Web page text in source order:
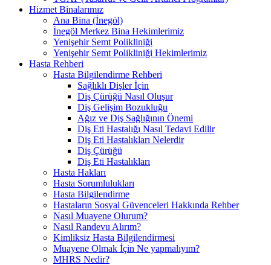
Hizmet Binalarımız
Ana Bina (İnegöl)
İnegöl Merkez Bina Hekimlerimiz
Yenişehir Semt Polikliniği
Yenişehir Semt Polikliniği Hekimlerimiz
Hasta Rehberi
Hasta Bilgilendirme Rehberi
Sağlıklı Dişler İçin
Diş Çürüğü Nasıl Oluşur
Diş Gelişim Bozukluğu
Ağız ve Diş Sağlığının Önemi
Diş Eti Hastalığı Nasıl Tedavi Edilir
Diş Eti Hastalıkları Nelerdir
Diş Çürüğü
Diş Eti Hastalıkları
Hasta Hakları
Hasta Sorumlulukları
Hasta Bilgilendirme
Hastaların Sosyal Güvenceleri Hakkında Rehber
Nasıl Muayene Olurum?
Nasıl Randevu Alırım?
Kimliksiz Hasta Bilgilendirmesi
Muayene Olmak İçin Ne yapmalıyım?
MHRS Nedir?